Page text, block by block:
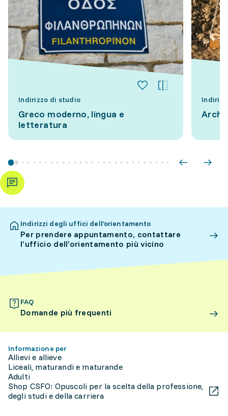
Indirizzo di studio
Greco moderno, lingua e
letteratura
Indirizzi degli uffici dell’orientamento
Per prendere appuntamento, contattare
l’ufficio dell’orientamento più vicino
FAQ
Domande più frequenti
Informazione per
Allievi e allieve
Liceali, maturandi e maturande
Adulti
Shop CSFO: Opuscoli per la scelta della professione,
degli studi e della carriera